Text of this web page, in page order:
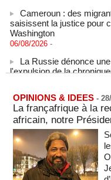
Cameroun : des
saisissent la justice pour
Washington
06/08/2026 -
l'expulsion de la
06/08/2026 -
Le Rhin s'assèche,
solutions
06/08/2026 -
La Corée du Nord a
la mer du Japon, selon
06/08/2026 -
Sénégal - Une revue
OPINIONS & IDEES -
La françafrique à la
africain, notre